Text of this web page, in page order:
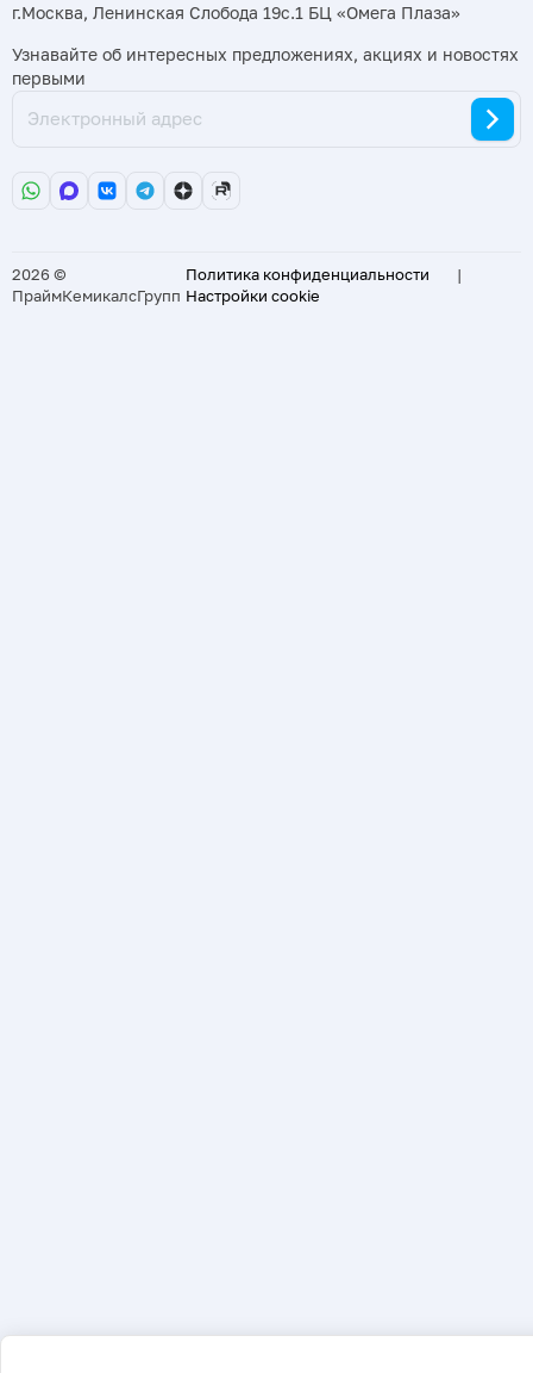
г.Москва, Ленинская Слобода 19с.1 БЦ «Омега Плаза»
Узнавайте об интересных предложениях, акциях и новостях
первыми
2026 ©
ПраймКемикалсГрупп
Политика конфиденциальности
|
Настройки cookie